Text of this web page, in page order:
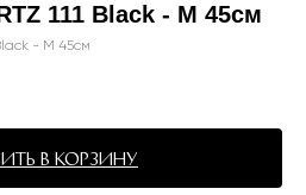
111 Black - M 45см
- M 45см
в корзину